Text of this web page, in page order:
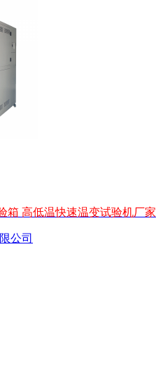
箱 高低温快速温变试验机厂家
公司